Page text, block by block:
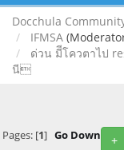
Docchula
IFMSA
ด่วน มีีโควตาไป
นี
+
Pages: [1] Go Down